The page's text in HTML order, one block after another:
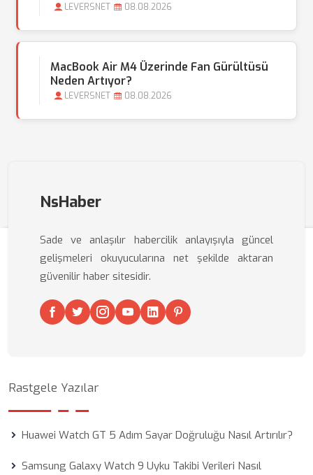
LEVERSNET 08.08.2026
MacBook Air M4 Üzerinde Fan Gürültüsü
Neden Artıyor?
LEVERSNET 08.08.2026
NsHaber
Sade ve anlaşılır habercilik anlayışıyla güncel
gelişmeleri okuyucularına net şekilde aktaran
güvenilir haber sitesidir.
Rastgele Yazılar
Huawei Watch GT 5 Adım Sayar Doğruluğu Nasıl Artırılır?
Samsung Galaxy Watch 9 Uyku Takibi Verileri Nasıl